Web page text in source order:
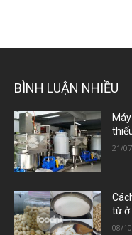
BÌNH LUẬN NHIỀU
21/
từ ở
08/